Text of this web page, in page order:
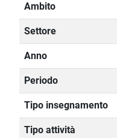
Ambito
Settore
Anno
Periodo
Tipo insegnamento
Tipo attività